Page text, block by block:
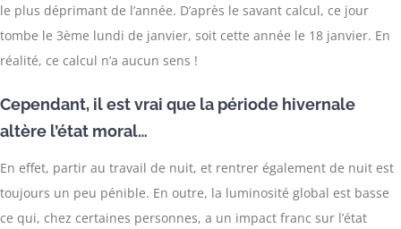
le plus déprimant de l’année. D’après le savant calcul, ce jour
tombe le 3ème lundi de janvier, soit cette année le 18 janvier. En
réalité, ce calcul n’a aucun sens !
Cependant, il est vrai que la période hivernale
altère l’état moral…
En effet, partir au travail de nuit, et rentrer également de nuit est
toujours un peu pénible. En outre, la luminosité global est basse
ce qui, chez certaines personnes, a un impact franc sur l’état